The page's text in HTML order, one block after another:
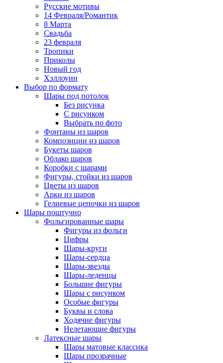
Русские мотивы
14 Февраля/Романтик
8 Марта
Свадьба
23 февраля
Тропики
Приколы
Новый год
Хэллоуин
Выбор по формату
Шары под потолок
Без рисунка
С рисунком
Выбрать по фото
Фонтаны из шаров
Композиции из шаров
Букеты шаров
Облако шаров
Коробки с шарами
Фигуры, стойки из шаров
Цветы из шаров
Арки из шаров
Гелиевые цепочки из шаров
Шары поштучно
Фольгированные шары
Фигуры из фольги
Цифры
Шары-круги
Шары-сердца
Шары-звезды
Шары-леденцы
Большие фигуры
Шары с рисунком
Особые фигуры
Буквы и слова
Ходячие фигуры
Нелетающие фигуры
Латексные шары
Шары матовые классика
Шары прозрачные